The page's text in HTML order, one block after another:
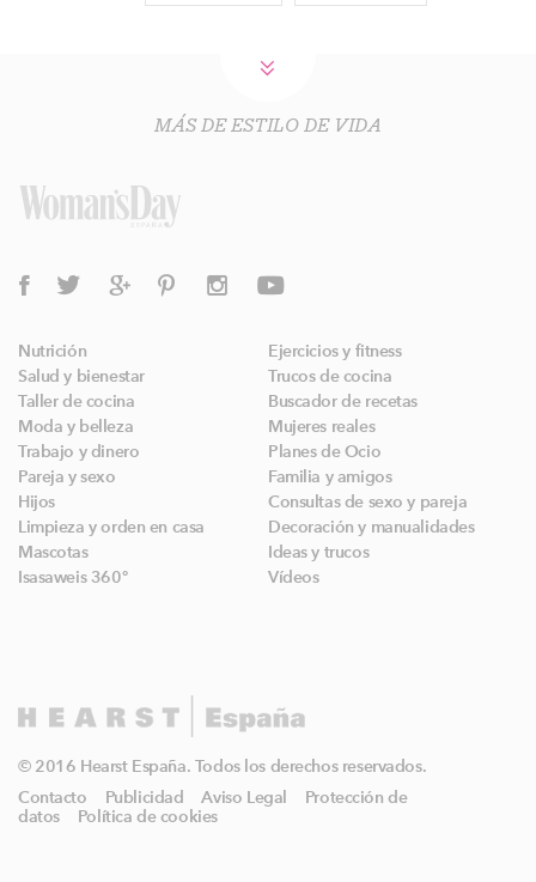
MÁS DE ESTILO DE VIDA
Nutrición
Ejercicios y fitness
Salud y bienestar
Trucos de cocina
Taller de cocina
Buscador de recetas
Moda y belleza
Mujeres reales
Trabajo y dinero
Planes de Ocio
Pareja y sexo
Familia y amigos
Hijos
Consultas de sexo y pareja
Limpieza y orden en casa
Decoración y manualidades
Mascotas
Ideas y trucos
Isasaweis 360º
Vídeos
© 2016 Hearst España. Todos los derechos reservados.
Contacto
Publicidad Aviso Legal
Protección de
datos
Política de cookies